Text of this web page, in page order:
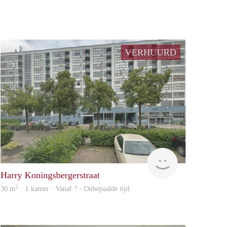
VERHUURD
rent
Harry Koningsbergerstraat
30 m2 · 1 kamer · Vanaf ? - Onbepaalde tijd